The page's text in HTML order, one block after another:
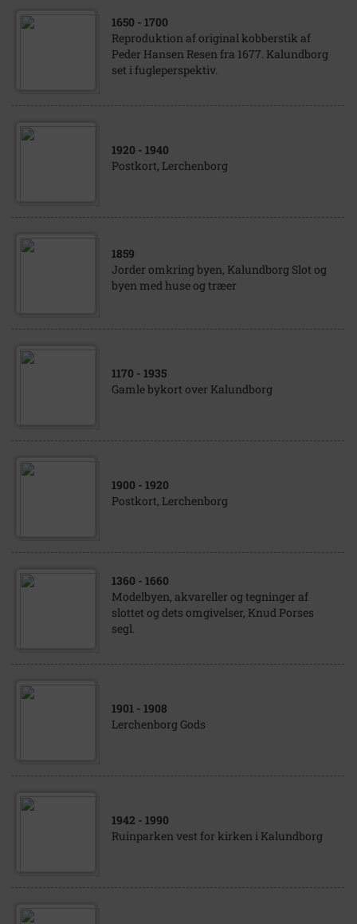
1650 - 1700
Reproduktion af original kobberstik af
Peder Hansen Resen fra 1677. Kalundborg
set i fugleperspektiv.
1920 - 1940
Postkort, Lerchenborg
1859
Jorder omkring byen, Kalundborg Slot og
byen med huse og træer
1170 - 1935
Gamle bykort over Kalundborg
1900 - 1920
Postkort, Lerchenborg
1360 - 1660
Modelbyen, akvareller og tegninger af
slottet og dets omgivelser, Knud Porses
segl.
1901 - 1908
Lerchenborg Gods
1942 - 1990
Ruinparken vest for kirken i Kalundborg